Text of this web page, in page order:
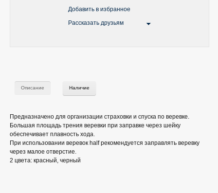
Добавить в избранное
Рассказать друзьям
Описание Наличие
Предназначено для организации страховки и спуска по веревке.
Большая площадь трения веревки при заправке через шейку
обеспечивает плавность хода.
При использовании веревок half рекомендуется заправлять веревку
через малое отверстие.
2 цвета: красный, черный